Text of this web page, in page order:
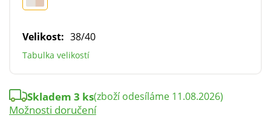
Velikost: 38/40
Tabulka velikostí
Skladem 3 ks(zboží odesíláme 11.08.2026)
Možnosti doručení